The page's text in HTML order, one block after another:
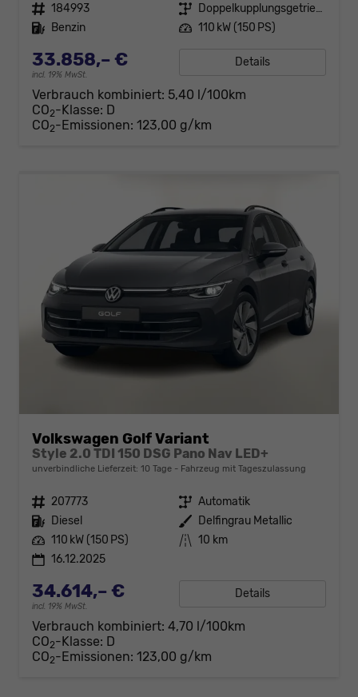
Fahrzeugnr. 184993 Getriebe
Doppelkupplungsgetriebe (DSG)
Kraftstoff Benzin Leistung 110 kW (150 PS)
33.858,– €
incl. 19% MwSt.
Details
Verbrauch kombiniert: 5,40 l/100km
CO2-Klasse: D
CO2-Emissionen: 123,00 g/km
Volkswagen Golf Variant
Style 2.0 TDI 150 DSG Pano Nav LED+
unverbindliche Lieferzeit: 10 Tage Fahrzeug mit Tageszulassung
Fahrzeugnr. 207773 Getriebe Automatik
Kraftstoff Diesel Außenfarbe Delfingrau Metallic
Leistung 110 kW (150 PS) Kilometerstand 10 km
16.12.2025
34.614,– €
incl. 19% MwSt.
Details
Verbrauch kombiniert: 4,70 l/100km
CO2-Klasse: D
CO2-Emissionen: 123,00 g/km